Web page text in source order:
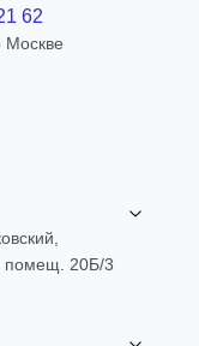
62
Москве
помещ. 20Б/3